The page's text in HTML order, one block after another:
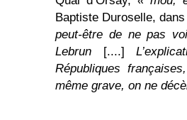
Baptiste Duroselle,
peut-être de ne pas
Lebrun [....]
Républiques
même grave, on ne